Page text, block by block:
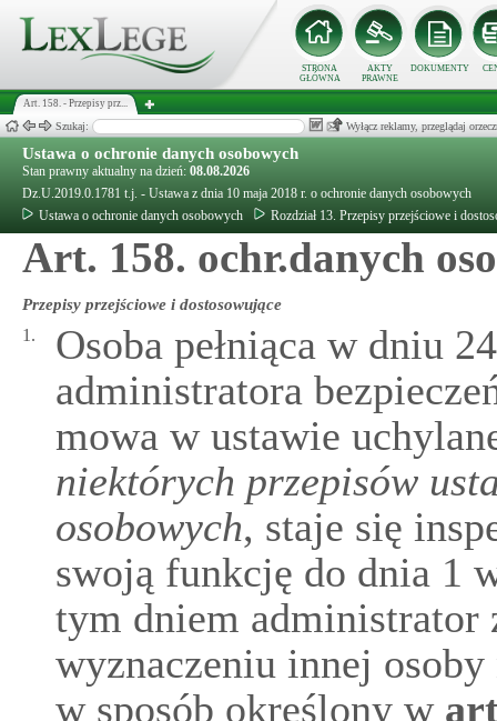
STRONA
GŁÓWNA
AKTY
PRAWNE
DOKUMENTY
Art. 158. - Przepisy prz...
Szukaj: Wyłącz reklamy, przeglądaj
Ustawa o ochronie danych osobowych
Stan prawny aktualny na dzień: 08.08.2026
Dz.U.2019.0.1781 t.j. - Ustawa z dnia 10 maja 2018 r. o ochronie danych osobowych
Ustawa o ochronie danych osobowych
Rozdział 13. Przepisy przejściowe i
Art. 158. ochr.danych
Przepisy przejściowe i dostosowujące
1.
Osoba pełniąca w dniu
administratora
mowa w ustawie
niektórych przepisów
osobowych, staje się
swoją funkcję do dnia 1
tym dniem administrator
wyznaczeniu innej
w sposób określony w